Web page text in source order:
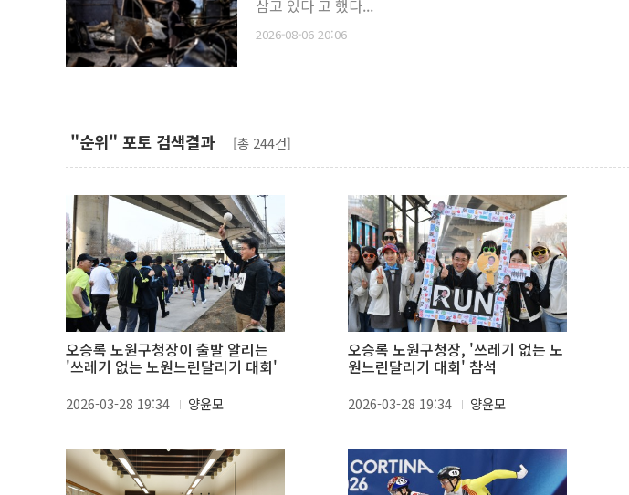
삼고 있다 고 했다...
2026-08-06 20:06
"순위" 포토 검색결과 [총 244건]
오승록 노원구청장이 출발 알리는
'쓰레기 없는 노원느린달리기 대회'
2026-03-28 19:34 양윤모
오승록 노원구청장, '쓰레기 없는 노
원느린달리기 대회' 참석
2026-03-28 19:34 양윤모